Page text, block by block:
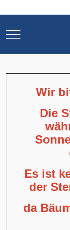
Mobile Menu
Wir
Die
Es ist
der
da